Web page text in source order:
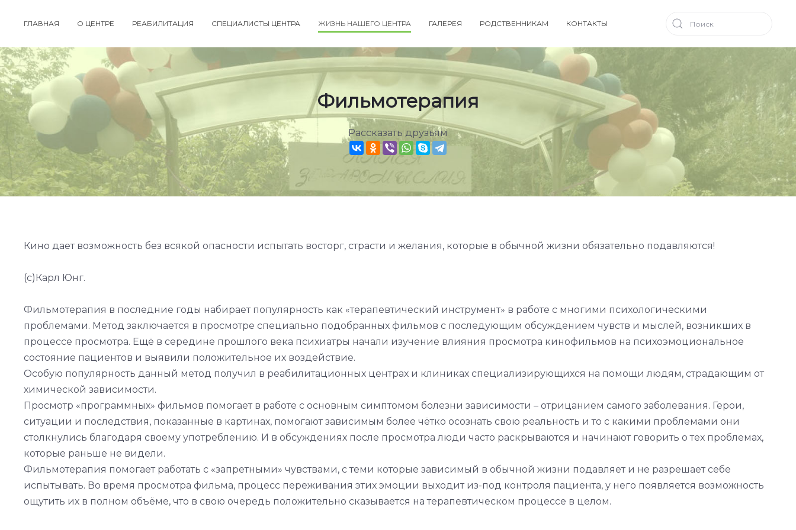
ГЛАВНАЯ О ЦЕНТРЕ РЕАБИЛИТАЦИЯ СПЕЦИАЛИСТЫ ЦЕНТРА ЖИЗНЬ НАШЕГО ЦЕНТРА ГАЛЕРЕЯ РОДСТВЕННИКАМ КОНТАКТЫ
Фильмотерапия
Рассказать друзьям
Кино дает возможность без всякой опасности испытать восторг, страсти и желания, которые в обычной жизни обязательно подавляются!
(с)Карл Юнг.
Фильмотерапия в последние годы набирает популярность как «терапевтический инструмент» в работе с многими психологическими
проблемами. Метод заключается в просмотре специально подобранных фильмов с последующим обсуждением чувств и мыслей, возникших в
процессе просмотра. Ещё в середине прошлого века психиатры начали изучение влияния просмотра кинофильмов на психоэмоциональное
состояние пациентов и выявили положительное их воздействие.
Особую популярность данный метод получил в реабилитационных центрах и клиниках специализирующихся на помощи людям, страдающим от
химической зависимости.
Просмотр «программных» фильмов помогает в работе с основным симптомом болезни зависимости – отрицанием самого заболевания. Герои,
ситуации и последствия, показанные в картинах, помогают зависимым более чётко осознать свою реальность и то с какими проблемами они
столкнулись благодаря своему употреблению. И в обсуждениях после просмотра люди часто раскрываются и начинают говорить о тех проблемах,
которые раньше не видели.
Фильмотерапия помогает работать с «запретными» чувствами, с теми которые зависимый в обычной жизни подавляет и не разрешает себе
испытывать. Во время просмотра фильма, процесс переживания этих эмоции выходит из-под контроля пациента, у него появляется возможность
ощутить их в полном объёме, что в свою очередь положительно сказывается на терапевтическом процессе в целом.